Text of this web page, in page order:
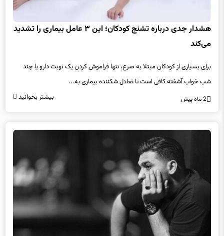
هشدار جدی درباره تشنج کودکان؛ این ۳ عامل بیماری را تشدید
می‌کند
شب خواب آشفته کافی است تا تعادل شکننده بیماری به...
2 ماه پیش